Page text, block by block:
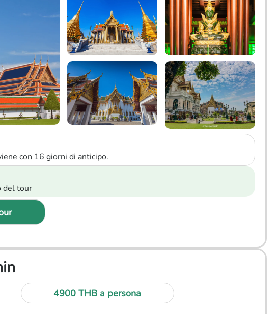
con 16 giorni di anticipo.
del tour
4900 THB a persona